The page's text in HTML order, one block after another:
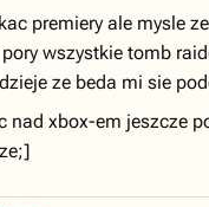
premiery ale mysle
wszystkie tomb
ze beda mi sie
nad xbox-em jeszcze